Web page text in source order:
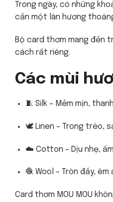
Trong ngày, có những
cần một làn hương
Bộ card thơm mang đến
cách rất riêng.
Các mùi
🧵 Silk – Mềm mịn,
🕊️ Linen – Trong trẻo,
☁️ Cotton – Dịu nhẹ,
🧶 Wool – Tròn đầy,
Card thơm MOU MOU